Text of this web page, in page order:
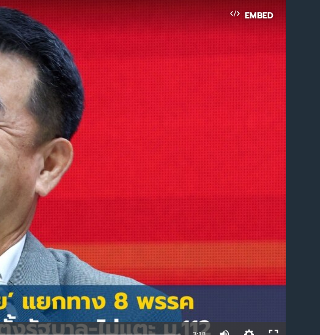
EMBED
available